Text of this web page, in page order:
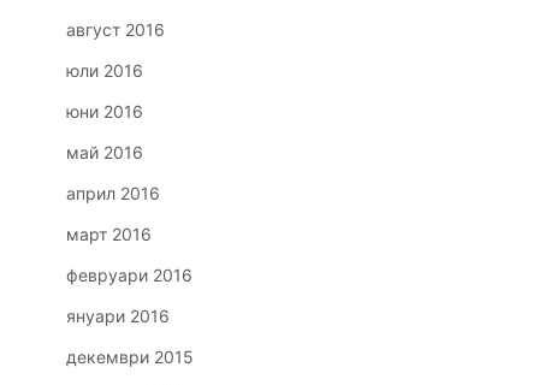
август 2016
юли 2016
юни 2016
май 2016
април 2016
март 2016
февруари 2016
януари 2016
декември 2015